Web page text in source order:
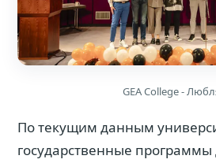
GEA College -
По текущим данным
государственные